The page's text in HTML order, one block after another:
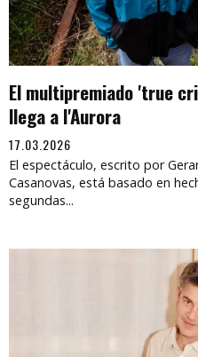
El multipremiado 'true
llega a l'Aurora
17.03.2026
El espectáculo, escrito por
Casanovas, está basado en
segundas...